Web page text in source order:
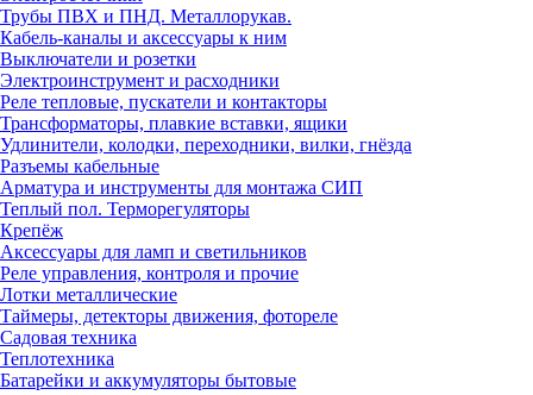
Трубы ПВХ и ПНД. Металлорукав.
Кабель-каналы и аксессуары к ним
Выключатели и розетки
Электроинструмент и расходники
Реле тепловые, пускатели и контакторы
Трансформаторы, плавкие вставки, ящики
Удлинители, колодки, переходники, вилки, гнёзда
Разъемы кабельные
Арматура и инструменты для монтажа СИП
Теплый пол. Терморегуляторы
Крепёж
Аксессуары для ламп и светильников
Реле управления, контроля и прочие
Лотки металлические
Таймеры, детекторы движения, фотореле
Садовая техника
Теплотехника
Батарейки и аккумуляторы бытовые